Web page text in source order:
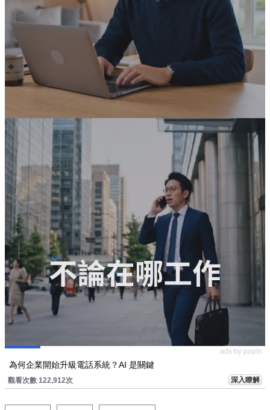
ads by popIn
為何企業開始升級電話系統？AI 是關鍵
觀看次數 122,912次 深入瞭解